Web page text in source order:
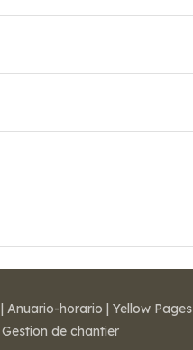
| Anuario-horario | Yellow Pages
Gestion de chantier